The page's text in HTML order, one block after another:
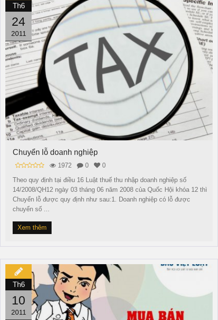
Th6
24
2011
Chuyển lỗ doanh nghiệp
1972 0
0
Theo quy định tại điều 16 Luật thuế thu nhập doanh nghiệp số
14/2008/QH12 ngày 03 tháng 06 năm 2008 của Quốc Hội khóa 12 thì
Chuyển lỗ được quy định như sau:1. Doanh nghiệp có lỗ được
chuyển số ...
Xem thêm
Th6
10
2011